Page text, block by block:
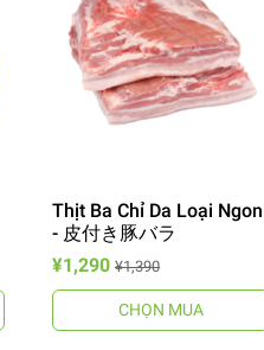
Thịt Ba Chỉ Da Loại Ngon
- 皮付き豚バラ
¥1,290 ¥1,390
CHỌN MUA